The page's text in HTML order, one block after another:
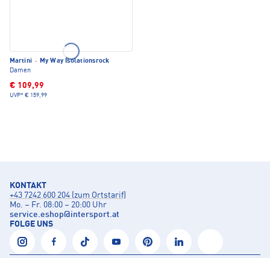
Martini · My Way Isolationsrock
Damen
€ 109,99
UVP* € 159,99
KONTAKT
+43 7242 600 204 (zum Ortstarif)
Mo. – Fr. 08:00 – 20:00 Uhr
service.eshop@intersport.at
FOLGE UNS